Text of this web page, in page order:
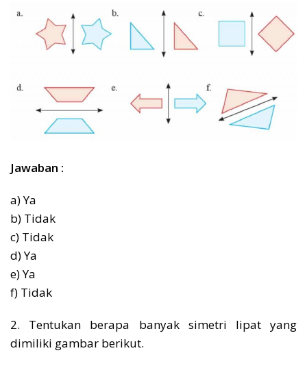
Jawaban :
a) Ya
b) Tidak
c) Tidak
d) Ya
e) Ya
f) Tidak
2. Tentukan berapa banyak simetri lipat yang
dimiliki gambar berikut.